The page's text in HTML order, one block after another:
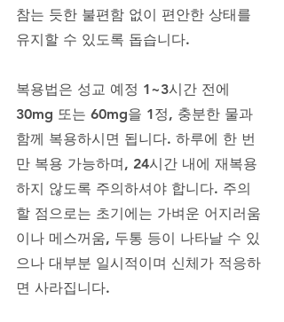
참는 듯한 불편함 없이 편안한 상태를
유지할 수 있도록 돕습니다.
복용법은 성교 예정 1~3시간 전에
30mg 또는 60mg을 1정, 충분한 물과
함께 복용하시면 됩니다. 하루에 한 번
만 복용 가능하며, 24시간 내에 재복용
하지 않도록 주의하셔야 합니다. 주의
할 점으로는 초기에는 가벼운 어지러움
이나 메스꺼움, 두통 등이 나타날 수 있
으나 대부분 일시적이며 신체가 적응하
면 사라집니다.